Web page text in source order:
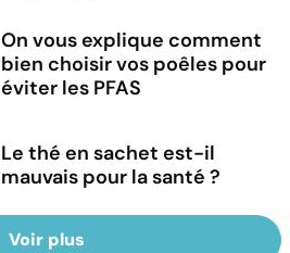
On vous explique comment
bien choisir vos poêles pour
éviter les PFAS
Le thé en sachet est-il
mauvais pour la santé ?
Voir plus